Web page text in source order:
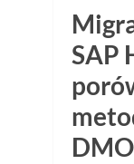
SAP
DMO